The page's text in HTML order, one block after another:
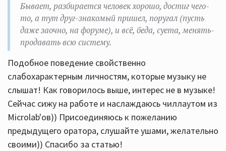
Бывает, разбирается человек хорошо, достиг чего-
то, а тут друг-знакомый пришел, поругал (пусть
даже заочно, на форуме), и всё, беда, суета, менять-
продавать всю систему.
Подобное поведение свойственно
слабохарактерным личностям, которые музыку не
слышат! Как говорилось выше, интерес не в музыке!
Сейчас сижу на работе и наслаждаюсь чиллаутом из
Microlab'ов)) Присоединяюсь к пожеланию
предыдущего оратора, слушайте ушами, желательно
своими)) Спасибо за статью!